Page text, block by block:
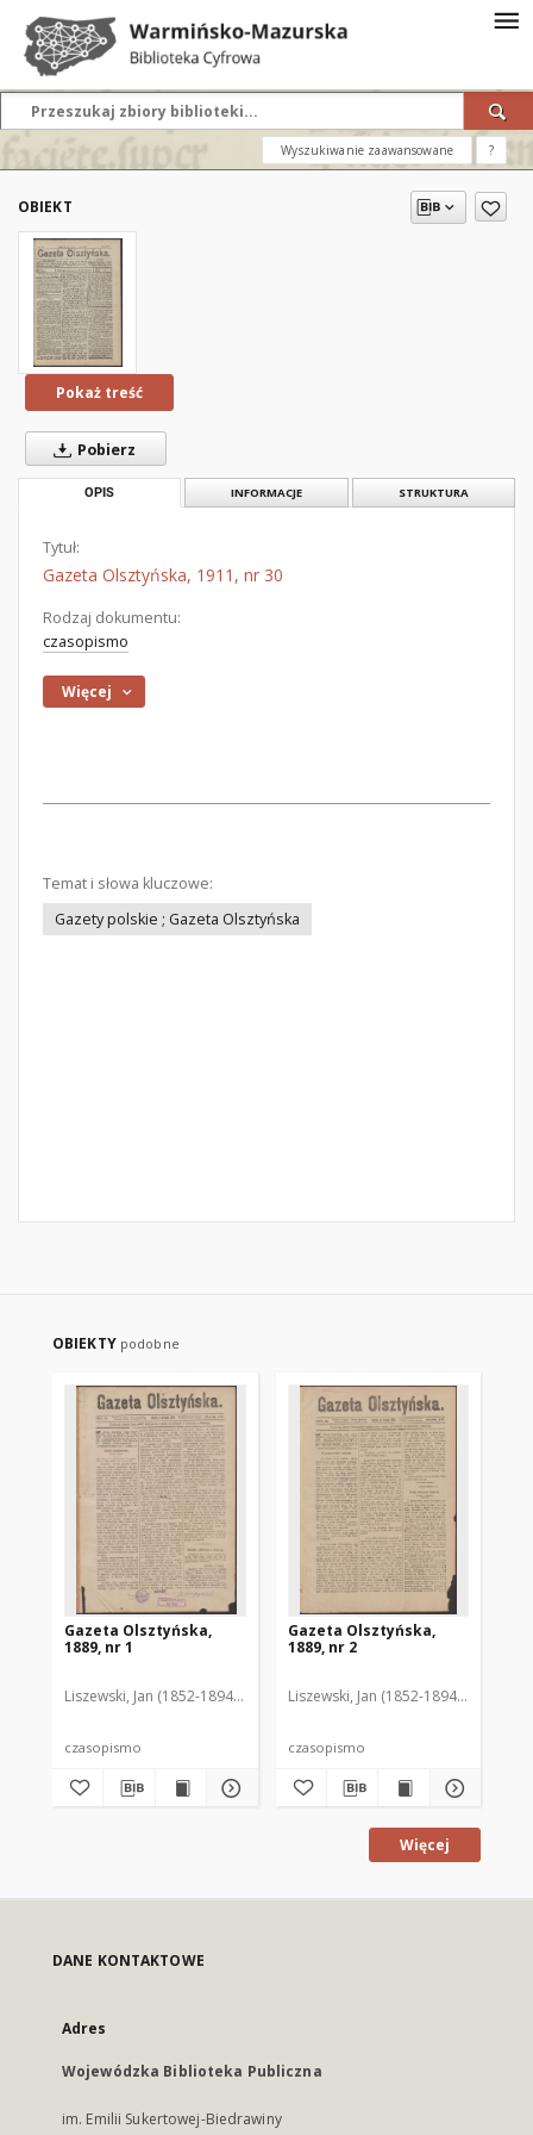
Wyszukiwanie zaawansowane ?
OBIEKT
Pokaż treść
Pobierz
OPIS INFORMACJE STRUKTURA
Tytuł:
Gazeta Olsztyńska, 1911, nr 30
Rodzaj dokumentu:
czasopismo
Więcej
Temat i słowa kluczowe:
Gazety polskie ; Gazeta Olsztyńska
OBIEKTY podobne
Gazeta Olsztyńska,
1889, nr 1
Liszewski, Jan (1852-1894). Red.
czasopismo
Gazeta Olsztyńska,
1889, nr 2
Liszewski, Jan (1852-1894). Red.
czasopismo
Więcej
DANE KONTAKTOWE
Adres
Wojewódzka Biblioteka Publiczna
im. Emilii Sukertowej-Biedrawiny